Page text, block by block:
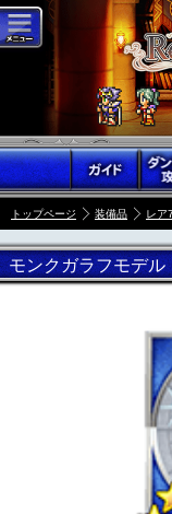
トップページ 装備品 レア7
モンクガラフモデル